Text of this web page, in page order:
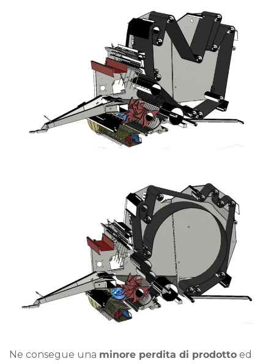
Ne consegue una minore perdita di prodotto ed